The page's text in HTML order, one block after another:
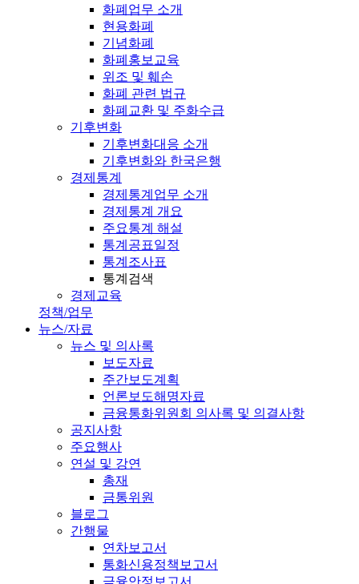
화폐업무 소개
현용화폐
기념화폐
화폐홍보교육
위조 및 훼손
화폐 관련 법규
화폐교환 및 주화수급
기후변화
기후변화대응 소개
기후변화와 한국은행
경제통계
경제통계업무 소개
경제통계 개요
주요통계 해설
통계공표일정
통계조사표
통계검색
경제교육
정책/업무
뉴스/자료
뉴스 및 의사록
보도자료
주간보도계획
언론보도해명자료
금융통화위원회 의사록 및 의결사항
공지사항
주요행사
연설 및 강연
총재
금통위원
블로그
간행물
연차보고서
통화신용정책보고서
금융안정보고서